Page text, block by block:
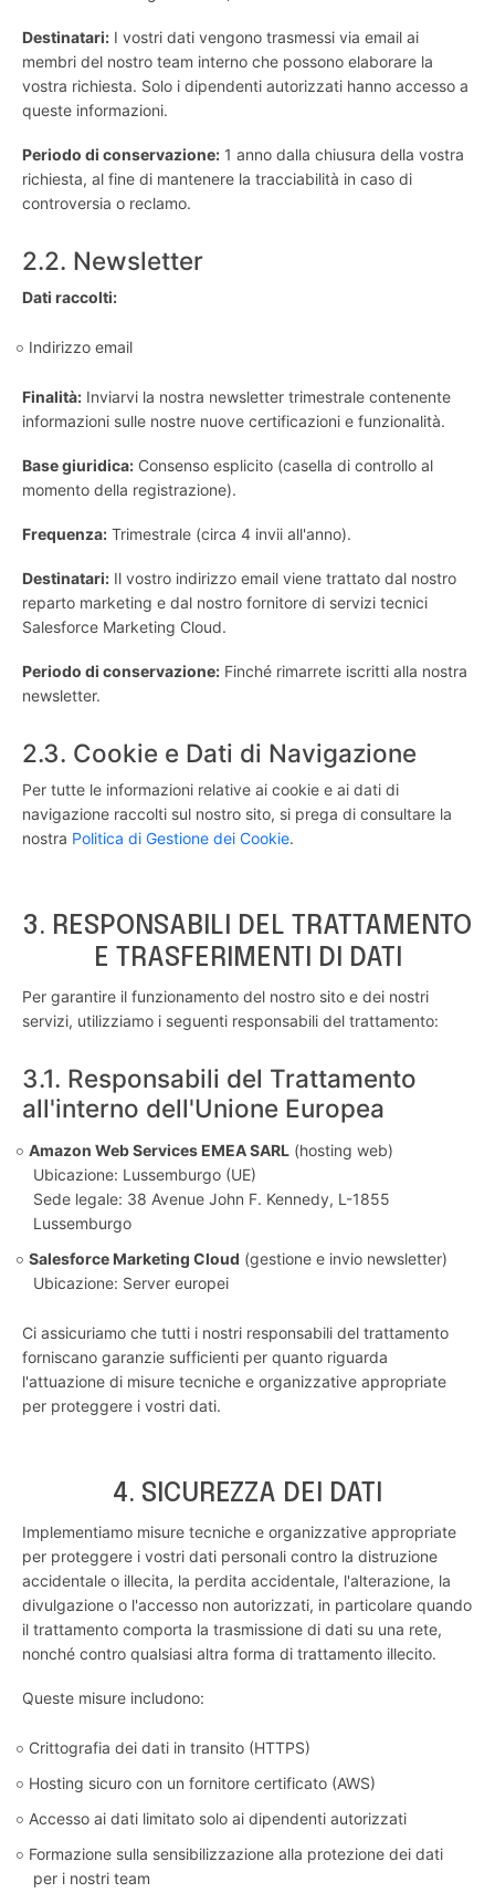
Destinatari: I vostri dati vengono trasmessi via email ai
membri del nostro team interno che possono elaborare la
vostra richiesta. Solo i dipendenti autorizzati hanno accesso a
queste informazioni.
Periodo di conservazione: 1 anno dalla chiusura della vostra
richiesta, al fine di mantenere la tracciabilità in caso di
controversia o reclamo.
2.2. Newsletter
Dati raccolti:
Indirizzo email
Finalità: Inviarvi la nostra newsletter trimestrale contenente
informazioni sulle nostre nuove certificazioni e funzionalità.
Base giuridica: Consenso esplicito (casella di controllo al
momento della registrazione).
Frequenza: Trimestrale (circa 4 invii all'anno).
Destinatari: Il vostro indirizzo email viene trattato dal nostro
reparto marketing e dal nostro fornitore di servizi tecnici
Salesforce Marketing Cloud.
Periodo di conservazione: Finché rimarrete iscritti alla nostra
newsletter.
2.3. Cookie e Dati di Navigazione
Per tutte le informazioni relative ai cookie e ai dati di
navigazione raccolti sul nostro sito, si prega di consultare la
nostra Politica di Gestione dei Cookie.
3. RESPONSABILI DEL TRATTAMENTO
E TRASFERIMENTI DI DATI
Per garantire il funzionamento del nostro sito e dei nostri
servizi, utilizziamo i seguenti responsabili del trattamento:
3.1. Responsabili del Trattamento
all'interno dell'Unione Europea
Amazon Web Services EMEA SARL (hosting web)
Ubicazione: Lussemburgo (UE)
Sede legale: 38 Avenue John F. Kennedy, L-1855
Lussemburgo
Salesforce Marketing Cloud (gestione e invio newsletter)
Ubicazione: Server europei
Ci assicuriamo che tutti i nostri responsabili del trattamento
forniscano garanzie sufficienti per quanto riguarda
l'attuazione di misure tecniche e organizzative appropriate
per proteggere i vostri dati.
4. SICUREZZA DEI DATI
Implementiamo misure tecniche e organizzative appropriate
per proteggere i vostri dati personali contro la distruzione
accidentale o illecita, la perdita accidentale, l'alterazione, la
divulgazione o l'accesso non autorizzati, in particolare quando
il trattamento comporta la trasmissione di dati su una rete,
nonché contro qualsiasi altra forma di trattamento illecito.
Queste misure includono:
Crittografia dei dati in transito (HTTPS)
Hosting sicuro con un fornitore certificato (AWS)
Accesso ai dati limitato solo ai dipendenti autorizzati
Formazione sulla sensibilizzazione alla protezione dei dati
per i nostri team